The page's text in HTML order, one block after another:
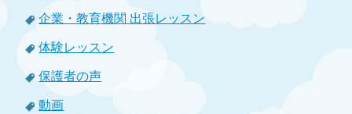
企業・教育機関 出張レッスン
体験レッスン
保護者の声
動画